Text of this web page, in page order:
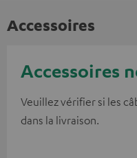
Accessoires
Accessoires
Veuillez vérifier si les
dans la livraison.